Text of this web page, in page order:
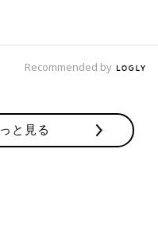
Recommended by
と見る